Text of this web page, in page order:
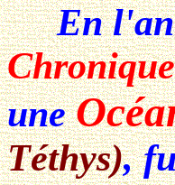
En
une
Téthys),